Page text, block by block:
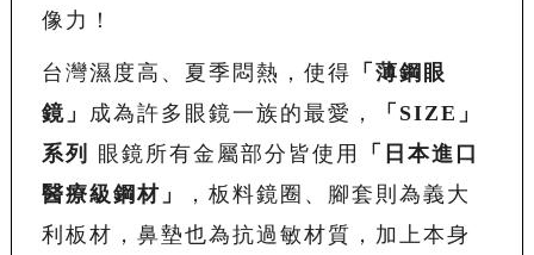
像力！
台灣濕度高、夏季悶熱，使得 「薄鋼眼
鏡」 成為許多眼鏡一族的最愛， 「 SIZE 」
系列
眼鏡所有金屬部分皆使用
「日本進口
醫療級鋼材」
，板料鏡圈、腳套則為義大
利板材，鼻墊也為抗過敏材質，加上本身